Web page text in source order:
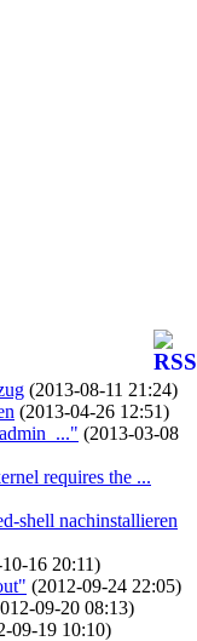
(2013-08-11 21:24)
(2013-04-26 12:51)
(2013-03-08
requires the ...
shell nachinstallieren
16 20:11)
(2012-09-24 22:05)
09-20 08:13)
09-19 10:10)